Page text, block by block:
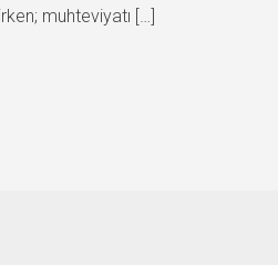
muhteviyatı […]